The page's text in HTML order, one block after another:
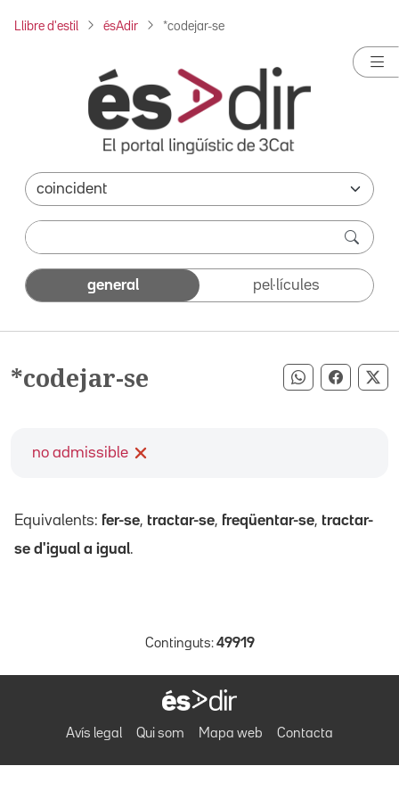
Llibre d'estil ésAdir *codejar-se
general pel·lícules
*codejar-se Compartir
no admissible
Equivalents: fer-se, tractar-se, freqüentar-se, tractar-
se d'igual a igual.
Continguts: 49919
Avís legal Qui som Mapa web Contacta